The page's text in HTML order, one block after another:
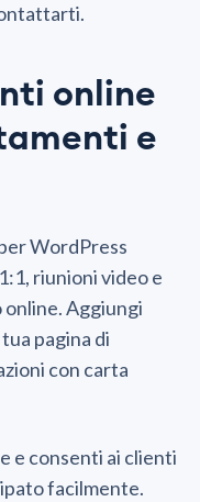
online
e
WordPress
riunioni video e
Aggiungi
pagina di
con carta
e consenti ai clienti
facilmente.